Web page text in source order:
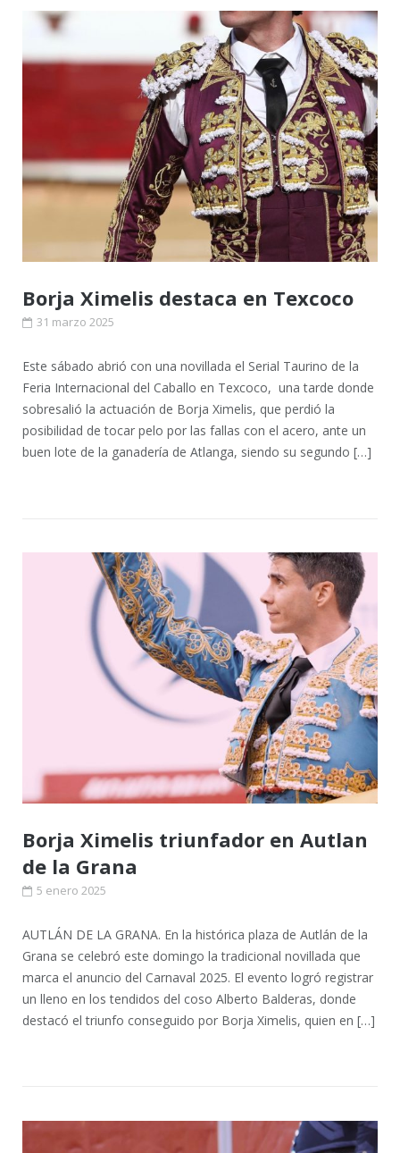
Borja Ximelis destaca en Texcoco
31 marzo 2025
Este sábado abrió con una novillada el Serial Taurino de la
Feria Internacional del Caballo en Texcoco, una tarde donde
sobresalió la actuación de Borja Ximelis, que perdió la
posibilidad de tocar pelo por las fallas con el acero, ante un
buen lote de la ganadería de Atlanga, siendo su segundo […]
Borja Ximelis triunfador en Autlan
de la Grana
5 enero 2025
AUTLÁN DE LA GRANA. En la histórica plaza de Autlán de la
Grana se celebró este domingo la tradicional novillada que
marca el anuncio del Carnaval 2025. El evento logró registrar
un lleno en los tendidos del coso Alberto Balderas, donde
destacó el triunfo conseguido por Borja Ximelis, quien en […]